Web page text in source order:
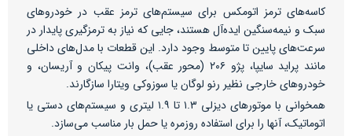
کاسه‌های ترمز اتومکس برای سیستم‌های ترمز عقب در خودروهای
سبک و نیمه‌سنگین ایده‌آل هستند، جایی که نیاز به ترمزگیری پایدار در
سرعت‌های پایین تا متوسط وجود دارد. این قطعات با مدل‌های داخلی
مانند پراید سایپا، پژو ۲۰۶ (محور عقب)، وانت پیکان و آریسان، و
خودروهای خارجی نظیر رنو لوگان یا سوزوکی ویتارا سازگارند.
همخوانی با موتورهای دیزلی ۱.۳ تا ۱.۹ لیتری و سیستم‌های دستی یا
اتوماتیک، آنها را برای استفاده روزمره یا حمل بار مناسب می‌سازد.